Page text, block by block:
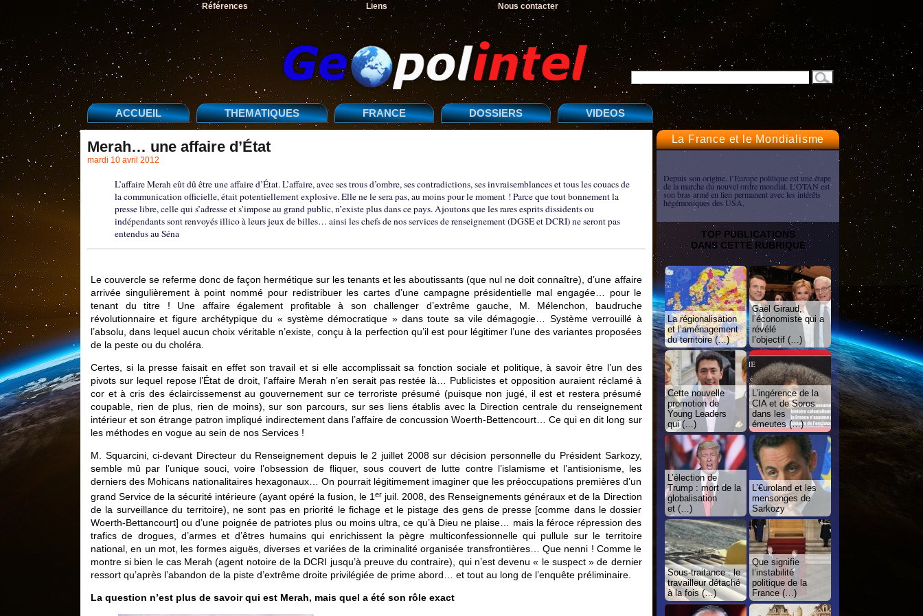
Références Liens Nous contacter
ACCUEIL THEMATIQUES FRANCE DOSSIERS VIDEOS
Merah… une affaire d’État
mardi 10 avril 2012
L’affaire Merah eût dû être une affaire d’État. L’affaire, avec ses trous d’ombre, ses contradictions, ses invraisemblances et tous les couacs de
la communication officielle, était potentiellement explosive. Elle ne le sera pas, au moins pour le moment ! Parce que tout bonnement la
presse libre, celle qui s’adresse et s’impose au grand public, n’existe plus dans ce pays. Ajoutons que les rares esprits dissidents ou
indépendants sont renvoyés illico à leurs jeux de billes… ainsi les chefs de nos services de renseignement (DGSE et DCRI) ne seront pas
entendus au Séna
Le couvercle se referme donc de façon hermétique sur les tenants et les aboutissants (que nul ne doit connaître), d’une affaire
arrivée singulièrement à point nommé pour redistribuer les cartes d’une campagne présidentielle mal engagée… pour le
tenant du titre ! Une affaire également profitable à son challenger d’extrême gauche, M. Mélenchon, baudruche
révolutionnaire et figure archétypique du « système démocratique » dans toute sa vile démagogie… Système verrouillé à
l’absolu, dans lequel aucun choix véritable n’existe, conçu à la perfection qu’il est pour légitimer l’une des variantes proposées
de la peste ou du choléra.
Certes, si la presse faisait en effet son travail et si elle accomplissait sa fonction sociale et politique, à savoir être l’un des
pivots sur lequel repose l’État de droit, l’affaire Merah n’en serait pas restée là… Publicistes et opposition auraient réclamé à
cor et à cris des éclaircissemenst au gouvernement sur ce terroriste présumé (puisque non jugé, il est et restera présumé
coupable, rien de plus, rien de moins), sur son parcours, sur ses liens établis avec la Direction centrale du renseignement
intérieur et son étrange patron impliqué indirectement dans l’affaire de concussion Woerth-Bettencourt… Ce qui en dit long sur
les méthodes en vogue au sein de nos Services !
M. Squarcini, ci-devant Directeur du Renseignement depuis le 2 juillet 2008 sur décision personnelle du Président Sarkozy,
semble mû par l’unique souci, voire l’obsession de fliquer, sous couvert de lutte contre l’islamisme et l’antisionisme, les
derniers des Mohicans nationalitaires hexagonaux… On pourrait légitimement imaginer que les préoccupations premières d’un
grand Service de la sécurité intérieure (ayant opéré la fusion, le 1er juil. 2008, des Renseignements généraux et de la Direction
de la surveillance du territoire), ne sont pas en priorité le fichage et le pistage des gens de presse [comme dans le dossier
Woerth-Bettancourt] ou d’une poignée de patriotes plus ou moins ultra, ce qu’à Dieu ne plaise… mais la féroce répression des
trafics de drogues, d’armes et d’êtres humains qui enrichissent la pègre multiconfessionnelle qui pullule sur le territoire
national, en un mot, les formes aiguës, diverses et variées de la criminalité organisée transfrontières… Que nenni ! Comme le
montre si bien le cas Merah (agent notoire de la DCRI jusqu’à preuve du contraire), qui n’est devenu « le suspect » de dernier
ressort qu’après l’abandon de la piste d’extrême droite privilégiée de prime abord… et tout au long de l’enquête préliminaire.
La question n’est plus de savoir qui est Merah, mais quel a été son rôle exact
La France et le Mondialisme
Depuis son origine, l’Europe politique est une étape
de la marche du nouvel ordre mondial. L’OTAN est
son bras armé en lien permanent avec les intérêts
hégémoniques des USA.
TOP PUBLICATIONS
DANS CETTE RUBRIQUE
La régionalisation
et l’aménagement
du territoire (…)
Gaël Giraud,
l’économiste qui a
révélé
l’objectif (…)
Cette nouvelle
promotion de
Young Leaders
qui (…)
L’ingérence de la
CIA et de Soros
dans les
émeutes (…)
L’élection de
Trump : mort de la
globalisation
et (…)
L’€uroland et les
mensonges de
Sarkozy
Sous-traitance : le
travailleur détaché
à la fois (…)
Que signifie
l’instabilité
politique de la
France (…)